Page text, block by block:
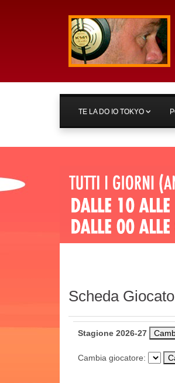
TE LA DO IO TOKYO
Scheda
Stagione 2026-27
Cambia giocatore: